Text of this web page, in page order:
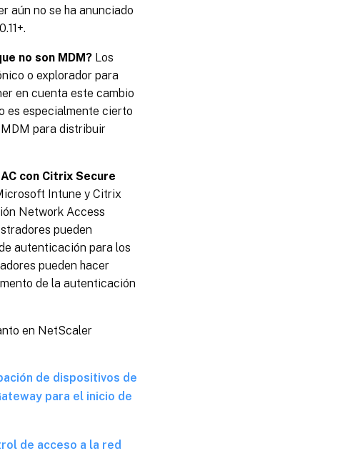
aún no se ha anunciado
no son MDM? Los
o explorador para
en cuenta este cambio
es especialmente cierto
para distribuir
con Citrix Secure
Intune y Citrix
Network Access
pueden
autenticación para los
pueden hacer
de la autenticación
en NetScaler
de dispositivos de
para el inicio de
de acceso a la red